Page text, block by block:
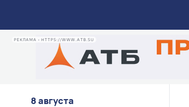
РЕКЛАМА • HTTPS://WWW.ATB.SU
8 августа